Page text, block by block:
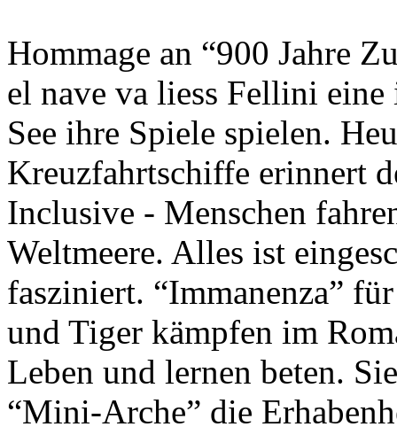
Hommage an “900 Jahre
el nave va liess Fellini
See ihre Spiele spielen.
Kreuzfahrtschiffe erinnert
Inclusive - Menschen
Weltmeere. Alles ist
fasziniert. “Immanenza”
und Tiger kämpfen im
Leben und lernen beten.
“Mini-Arche” die